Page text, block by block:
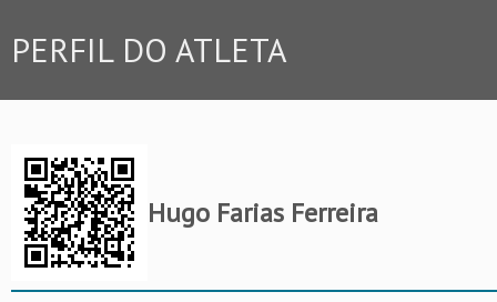
PERFIL DO ATLETA
Hugo Farias Ferreira